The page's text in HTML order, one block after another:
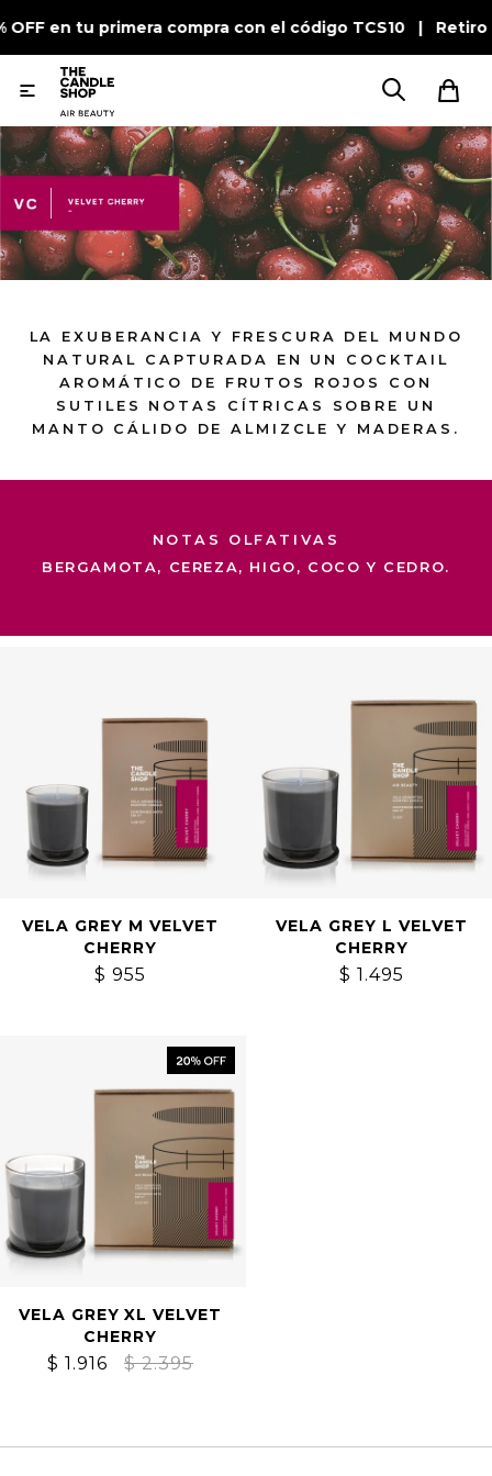
en tu primera compra con el código TCS10 |

LA EXUBERANCIA Y FRESCURA DEL MUNDO
NATURAL CAPTURADA EN UN COCKTAIL
AROMÁTICO DE FRUTOS ROJOS CON
SUTILES NOTAS CÍTRICAS SOBRE UN
MANTO CÁLIDO DE ALMIZCLE Y MADERAS.
NOTAS OLFATIVAS
BERGAMOTA, CEREZA, HIGO, COCO Y CEDRO.
VELA GREY M VELVET
CHERRY
$ 955
VELA GREY L VELVET
CHERRY
$ 1.495
VELA GREY XL VELVET
CHERRY
$ 1.916 $ 2.395